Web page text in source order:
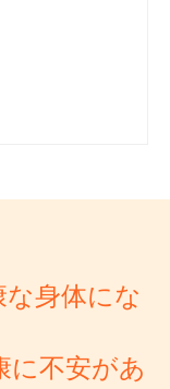
な身体にな
に不安があ